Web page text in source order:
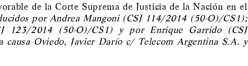
de la Corte Suprema de Justicia de la Nación en el
por Andrea Mangoni (CSJ 114/2014 (50-O)/CS1);
123/2014 (50-O)/CS1) y por Enrique Garrido (CSJ
Oviedo, Javier Darío c/ Telecom Argentina S.A. y